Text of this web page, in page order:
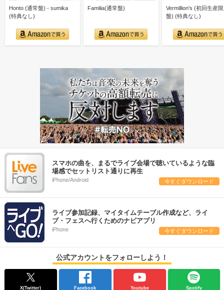
Honto (通常盤) - sumika
(特典なし)
Familia(通常盤)
Vermillion's (初回生産
盤) (特典なし)
スマホの曲を、まるでライブ会場で聴いているような臨
場感でセットリスト通りに再生
iPhone/Android 今すぐダウンロード
ライブ参加記録、マイタイムテーブル作成など、ライ
ブ・フェスへ行くためのナビアプリ
iPhone 今すぐダウンロード
公式アカウントをフォローしよう！
X(Twitter) Facebook Youtube Spotify